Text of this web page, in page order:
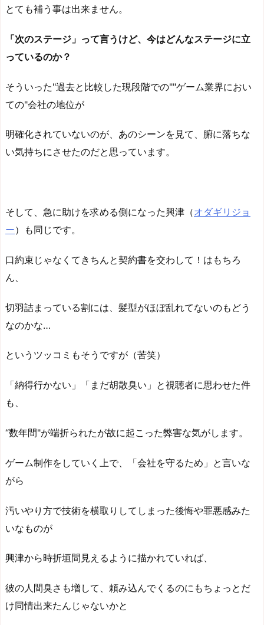
とても補う事は出来ません。
「次のステージ」って言うけど、今はどんなステージに立
っているのか？
そういった"過去と比較した現段階での""ゲーム業界におい
ての"会社の地位が
明確化されていないのが、あのシーンを見て、腑に落ちな
い気持ちにさせたのだと思っています。
そして、急に助けを求める側になった興津（オダギリジョ
ー）も同じです。
口約束じゃなくてきちんと契約書を交わして！はもちろ
ん、
切羽詰まっている割には、髪型がほぼ乱れてないのもどう
なのかな…
というツッコミもそうですが（苦笑）
「納得行かない」「まだ胡散臭い」と視聴者に思わせた件
も、
“数年間"が端折られたが故に起こった弊害な気がします。
ゲーム制作をしていく上で、「会社を守るため」と言いな
がら
汚いやり方で技術を横取りしてしまった後悔や罪悪感みた
いなものが
興津から時折垣間見えるように描かれていれば、
彼の人間臭さも増して、頼み込んでくるのにもちょっとだ
け同情出来たんじゃないかと